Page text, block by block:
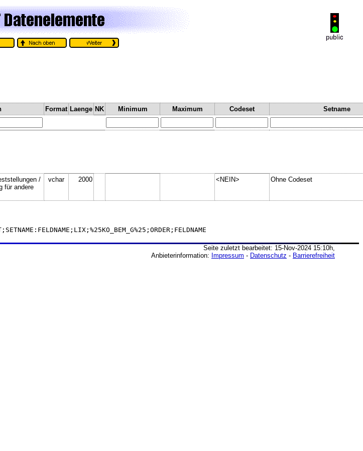
Format Laenge NK Minimum Maximum Codeset Setname
/
für andere
vchar 2000 <NEIN> Ohne Codeset
Seite zuletzt bearbeitet: 15-Nov-2024 15:10h,
Anbieterinformation: Impressum - Datenschutz - Barrierefreiheit